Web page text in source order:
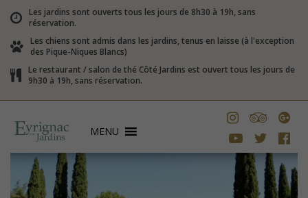
Les jardins sont ouverts tous les jours de 8h30 à 19h, sans
réservation.
Les chiens sont admis dans les jardins, tenus en laisse (à l'exception
des Pique-Niques Blancs)
Le restaurant / salon de thé Côté Jardins est ouvert tous les jours de
9h30 à 19h, sans réservation.
MENU